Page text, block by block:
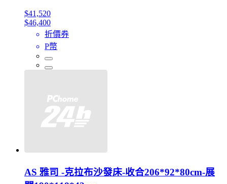
$41,520
$46,400
折價券
P幣
AS 雅司 -克拉布沙發床-收合206*92*80cm-展